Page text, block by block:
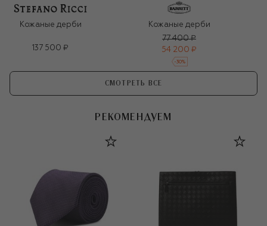
Кожаные дерби
137 500 ₽
Кожаные дерби
77 400 ₽
54 200 ₽
-30%
СМОТРЕТЬ ВСЕ
РЕКОМЕНДУЕМ